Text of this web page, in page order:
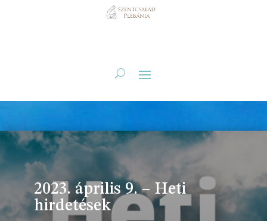
2023. április 9. – Heti
hirdetések